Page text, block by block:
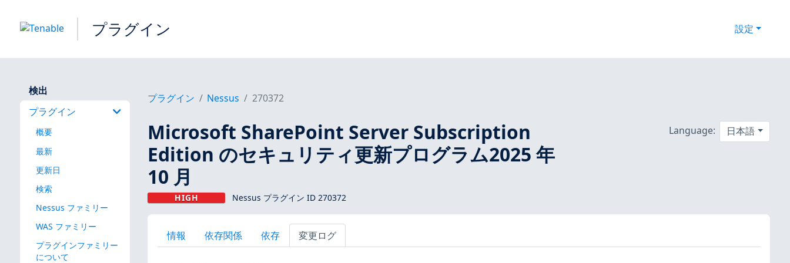
プラグイン 設定
検出
プラグイン
概要
最新
更新日
検索
Nessus ファミリー
WAS ファミリー
プラグインファミリー
について
プラグイン Nessus 270372
Microsoft SharePoint Server Subscription
Edition のセキュリティ更新プログラム2025 年
10 月
HIGH Nessus プラグイン ID 270372
Language: 日本語
情報 依存関係 依存 変更ログ